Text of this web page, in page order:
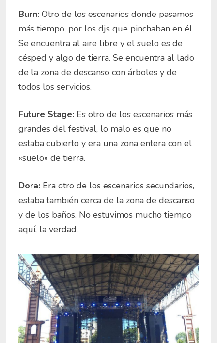
Burn: Otro de los escenarios donde pasamos
más tiempo, por los djs que pinchaban en él.
Se encuentra al aire libre y el suelo es de
césped y algo de tierra. Se encuentra al lado
de la zona de descanso con árboles y de
todos los servicios.
Future Stage:Es otro de los escenarios más
grandes del festival, lo malo es que no
estaba cubierto y era una zona entera con el
«suelo» de tierra.
Dora: Era otro de los escenarios secundarios,
estaba también cerca de la zona de descanso
y de los baños. No estuvimos mucho tiempo
aquí, la verdad.